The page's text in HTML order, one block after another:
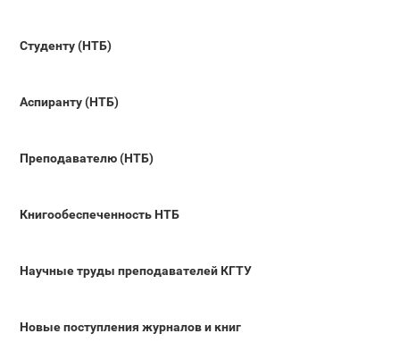
Студенту (НТБ)
Аспиранту (НТБ)
Преподавателю (НТБ)
Книгообеспеченность НТБ
Научные труды преподавателей КГТУ
Новые поступления журналов и книг